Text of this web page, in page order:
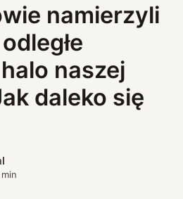
namierzyli
naszej
daleko się
min